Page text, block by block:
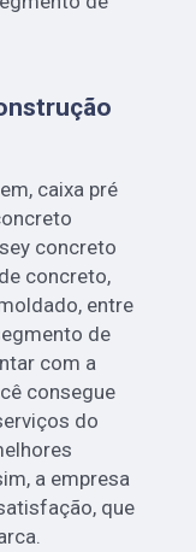
caixa pré
concreto
concreto,
entre
de
com a
consegue
do
a empresa
que